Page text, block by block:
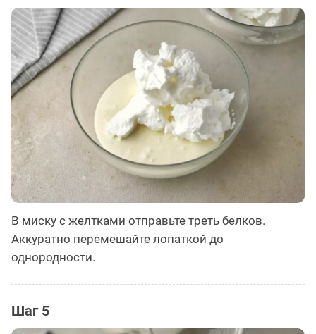
В миску с желтками отправьте треть белков.
Аккуратно перемешайте лопаткой до
однородности.
Шаг 5